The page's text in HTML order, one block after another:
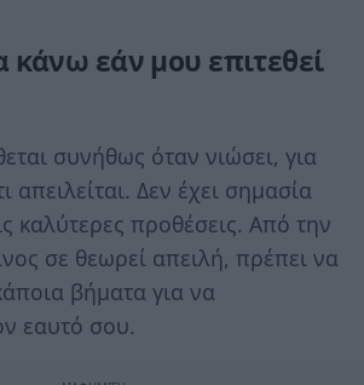
κάνω εάν μου επιτεθεί
συνήθως όταν νιώσει, για
απειλείται. Δεν έχει σημασία
καλύτερες προθέσεις. Από την
σε θεωρεί απειλή, πρέπει να
βήματα για να
εαυτό σου.